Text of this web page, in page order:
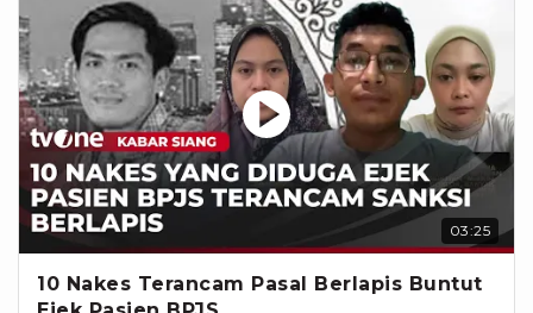
03:25
10 Nakes Terancam Pasal Berlapis Buntut